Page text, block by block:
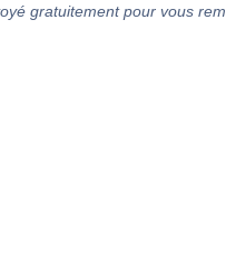
gratuitement pour vous